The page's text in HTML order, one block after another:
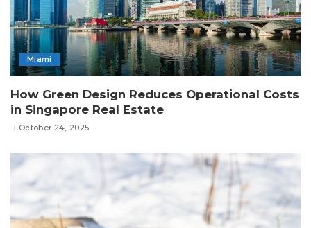
Miami
How Green Design Reduces Operational Costs
in Singapore Real Estate
October 24, 2025